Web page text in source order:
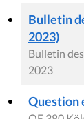
Bulletin
2023)
Bulletin
2023
Question